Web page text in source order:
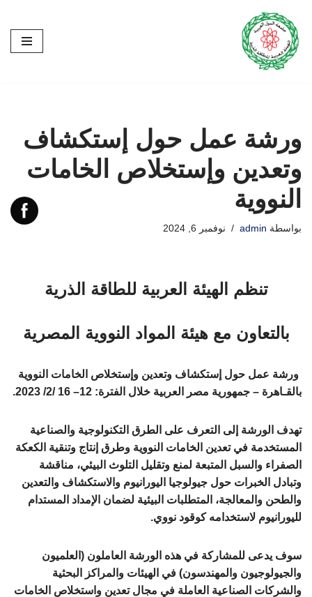
تخطى
إلى
المحتوى
ورشة عمل حول إستكشاف
وتعدين وإستخلاص الخامات
النووية
بواسطة admin نوفمبر 6, 2024
تنظم الهيئة العربية للطاقة الذرية
بالتعاون مع هيئة المواد النووية المصرية
ورشة عمل حول إستكشاف وتعدين وإستخلاص الخامات النووية
بالقـاهرة – جمهورية مصر العربية خلال الفترة: 12– 16 /2/ 2023.
تهدف الورشة إلى التعرف على الطرق التكنولوجية والصناعية
المستخدمة في تعدين الخامات النووية وطرق إنتاج وتنقية الكعكة
الصفراء والسبل المتبعة لمنع وتقليل التلوث البيئي، مناقشة
وتبادل الخبرات حول جيولوجيا اليورانيوم والاستكشاف والتعدين
والطحن والمعالجة، المتطلبات البيئية لضمان الإمداد المستدام
لليورانيوم لاستخدامه كوقود نووي.
سوف يدعى للمشاركة في هذه الورشة العاملون (العلميون
والجيولوجيون والمهندسون) في الهيئات والمراكز البحثية
والشركات الصناعية العاملة في مجال تعدين واستخلاص الخامات